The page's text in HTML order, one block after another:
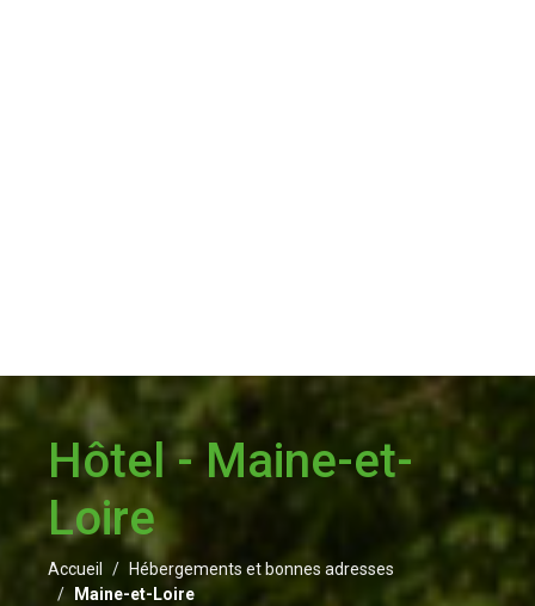
Hôtel - Maine-et-
Loire
Accueil
Hébergements et bonnes adresses
Maine-et-Loire